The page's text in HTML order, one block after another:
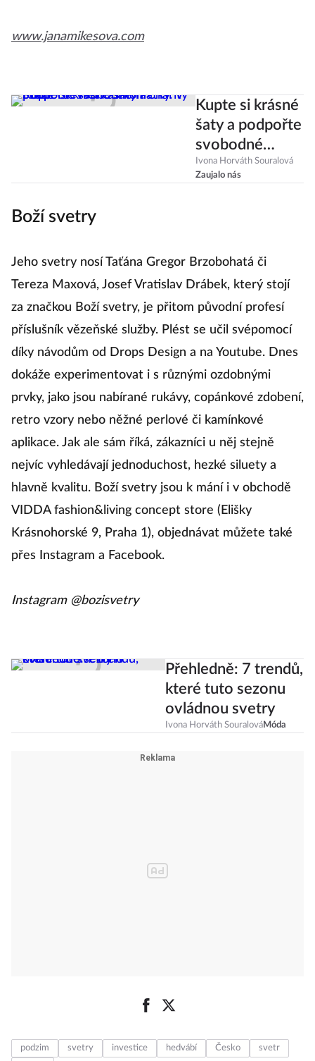
www.janamikesova.com
Kupte si krásné
šaty a podpořte
svobodné
matky. V Praze
otevřel Fashion
Ivona Horváth Souralová
Zaujalo nás
Boží svetry
Jeho svetry nosí Taťána Gregor Brzobohatá či
Tereza Maxová, Josef Vratislav Drábek, který stojí
za značkou Boží svetry, je přitom původní profesí
příslušník vězeňské služby. Plést se učil svépomocí
díky návodům od Drops Design a na Youtube. Dnes
dokáže experimentovat i s různými ozdobnými
prvky, jako jsou nabírané rukávy, copánkové zdobení,
retro vzory nebo něžné perlové či kamínkové
aplikace. Jak ale sám říká, zákazníci u něj stejně
nejvíc vyhledávají jednoduchost, hezké siluety a
hlavně kvalitu. Boží svetry jsou k mání i v obchodě
VIDDA fashion&living concept store (Elišky
Krásnohorské 9, Praha 1), objednávat můžete také
přes Instagram a Facebook.
Instagram @bozisvetry
Přehledně: 7 trendů,
které tuto sezonu
ovládnou svetry
Ivona Horváth SouralováMóda
podzim svetry investice hedvábí Česko svetr